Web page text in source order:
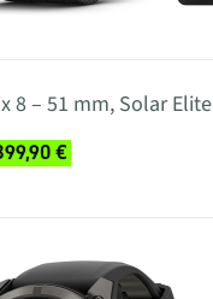
8 – 51 mm, Solar Elite
€